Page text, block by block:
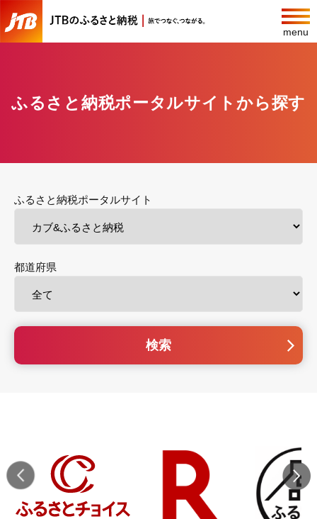
menu
ふるさと納税ポータルサイトから探す
ふるさと納税ポータルサイト
都道府県
検索